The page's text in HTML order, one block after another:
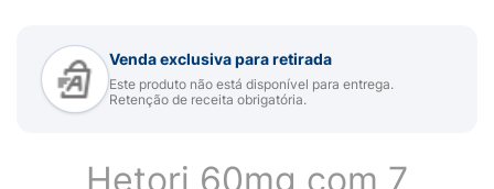
Venda exclusiva para retirada
Este produto não está disponível para entrega.
Retenção de receita obrigatória.
Hetori 60mg com 7